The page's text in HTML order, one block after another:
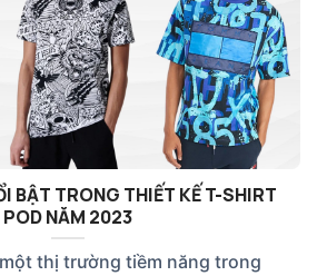
BẬT TRONG THIẾT KẾ T-SHIRT
POD NĂM 2023
thị trường tiềm năng trong